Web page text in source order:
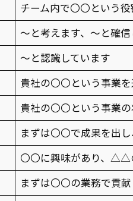
チーム内で〇〇という
〜と考えます、〜と確
〜と認識しています
貴社の〇〇という事業
貴社の〇〇という事業
まずは〇〇で成果を出
〇〇に興味があり、△△
まずは〇〇の業務で貢